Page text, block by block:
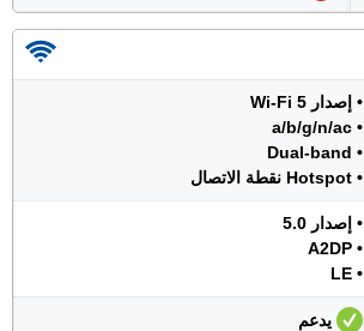
• إصدار Wi-Fi 5
• a/b/g/n/ac
• Dual-band
• Hotspot نقطة الاتصال
• إصدار 5.0
• A2DP
• LE
يدعم